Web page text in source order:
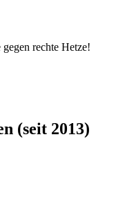
rechte Hetze!
(seit 2013)